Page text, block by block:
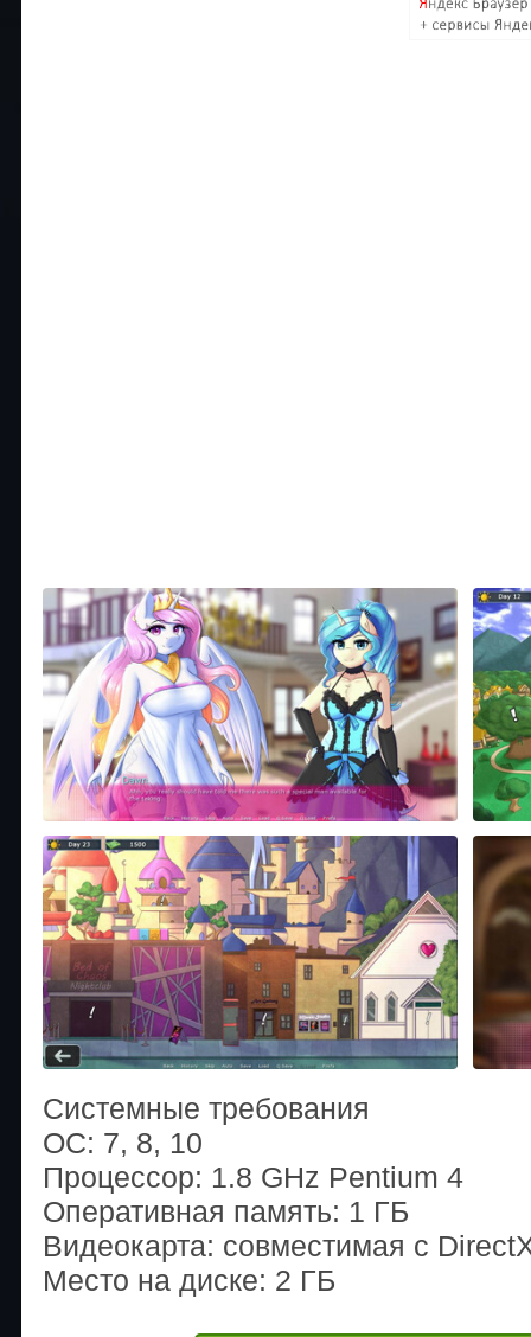
Системные требования
ОС: 7, 8, 10
Процессор: 1.8 GHz Pentium 4
Оперативная память: 1 ГБ
Видеокарта: совместимая с
Место на диске: 2 ГБ